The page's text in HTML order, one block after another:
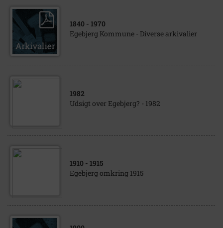
1840 - 1970
Egebjerg Kommune - Diverse arkivalier
1982
Udsigt over Egebjerg? - 1982
1910 - 1915
Egebjerg omkring 1915